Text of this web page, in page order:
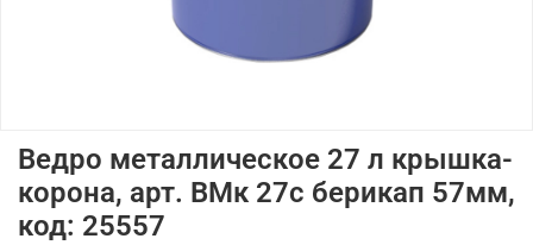
Ведро металлическое 27 л крышка-
корона, арт. ВМк 27с берикап 57мм,
код: 25557